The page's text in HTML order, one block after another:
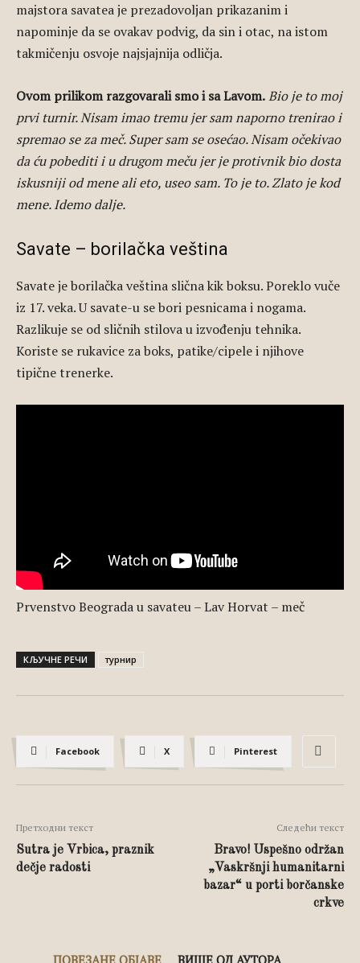
majstora savatea je prezadovoljan prikazanim i
napominje da se ovakav podvig, da sin i otac, na istom
takmičenju osvoje najsjajnija odličja.
Ovom prilikom razgovarali smo i sa Lavom.Bio je to moj
prvi turnir. Nisam imao tremu jer sam naporno trenirao i
spremao se za meč. Super sam se osećao. Nisam očekivao
da ću pobediti i u drugom meču jer je protivnik bio dosta
iskusniji od mene ali eto, useo sam. To je to. Zlato je kod
mene. Idemo dalje.
Savate – borilačka veština
Savate je borilačka veština slična kik boksu. Poreklo vuče
iz 17. veka. U savate-u se bori pesnicama i nogama.
Razlikuje se od sličnih stilova u izvođenju tehnika.
Koriste se rukavice za boks, patike/cipele i njihove
tipične trenerke.
Prvenstvo Beograda u savateu – Lav Horvat – meč
КЉУЧНЕ РЕЧИ турнир
Facebook X Pinterest
Претходни текст
Sutra je Vrbica, praznik
dečje radosti
Следећи текст
Bravo! Uspešno održan
„Vaskršnji humanitarni
bazar“ u porti borčanske
crkve
ПОВЕЗАНЕ ОБЈАВЕ ВИШЕ ОД АУТОРА